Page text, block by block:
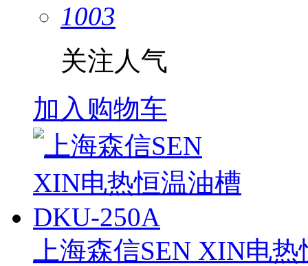
1003
关注人气
加入购物车
上海森信SEN XIN电